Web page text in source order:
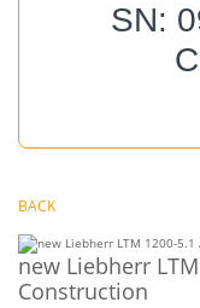
SN:
BACK
new Liebherr
Construction